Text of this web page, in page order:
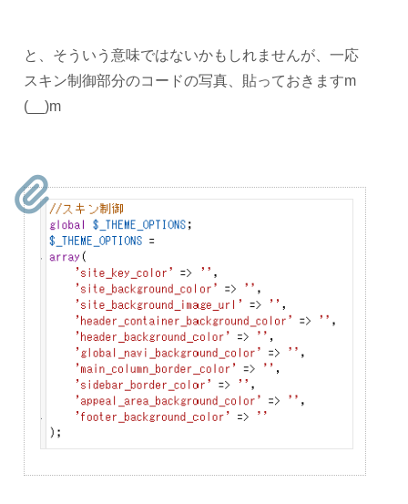
と、そういう意味ではないかもしれませんが、一応
スキン制御部分のコードの写真、貼っておきますm
(__)m